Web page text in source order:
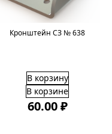
Кронштейн СЗ № 638
В корзину
В корзине
60.00 ₽